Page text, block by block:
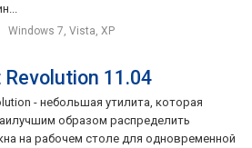
Windows 7, Vista, XP
Revolution 11.04
- небольшая утилита, которая
образом распределить
на рабочем столе для одновременной